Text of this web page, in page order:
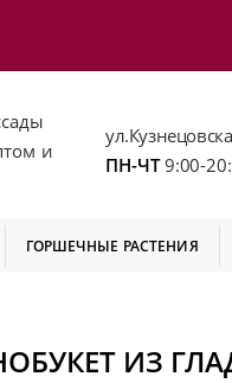
и
ПН-ЧТ9:00-
ГОРШЕЧНЫЕ РАСТЕНИЯ
ИЗ